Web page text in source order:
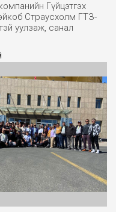
Гүйцэтгэх
Страусхолм ГТЗ-
уулзаж, санал